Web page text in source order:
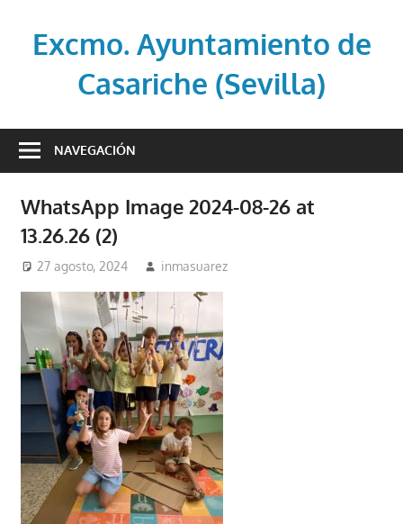
contenidoExcmo. Ayuntamiento de
Casariche (Sevilla)
oficial
de
Casariche
(Sevilla)
NAVEGACIÓN
WhatsApp Image 2024-08-26 at
13.26.26 (2)
27 agosto, 2024 inmasuarez